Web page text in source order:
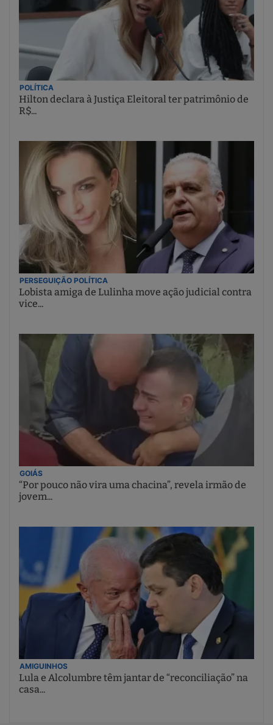
POLÍTICA
Hilton declara à Justiça Eleitoral ter patrimônio de
R$...
PERSEGUIÇÃO POLÍTICA
Lobista amiga de Lulinha move ação judicial contra
vice...
GOIÁS
“Por pouco não vira uma chacina”, revela irmão de
jovem...
AMIGUINHOS
Lula e Alcolumbre têm jantar de “reconciliação” na
casa...